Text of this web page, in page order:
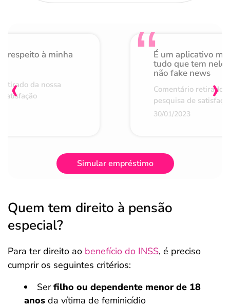
respeito à minha
da nossa
É um aplicativo
tudo que tem nele
não fake news
Comentário retirado
pesquisa de
30/01/2023
‹ ›
Simular empréstimo
Quem tem direito à pensão
especial?
Para ter direito ao benefício do INSS, é preciso
cumprir os seguintes critérios:
Serfilho ou dependente menor de 18
anos da vítima de feminicídio